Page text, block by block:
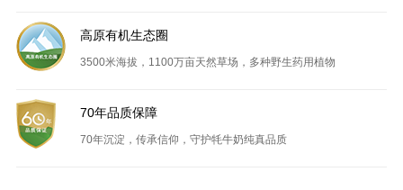
高原有机生态圈
3500米海拔，1100万亩天然草场，多种野生药用植物
70年品质保障
70年沉淀，传承信仰，守护牦牛奶纯真品质